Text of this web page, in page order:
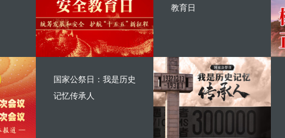
教育日
国家公祭日：我是历史
记忆传承人